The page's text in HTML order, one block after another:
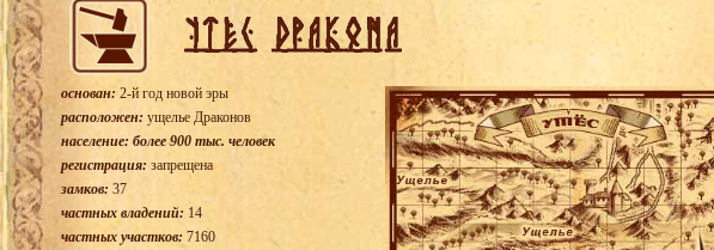
основан: 2-й год новой эры
расположен: ущелье Драконов
население: более 900 тыс. человек
регистрация: запрещена
замков: 37
частных владений: 14
частных участков: 7160